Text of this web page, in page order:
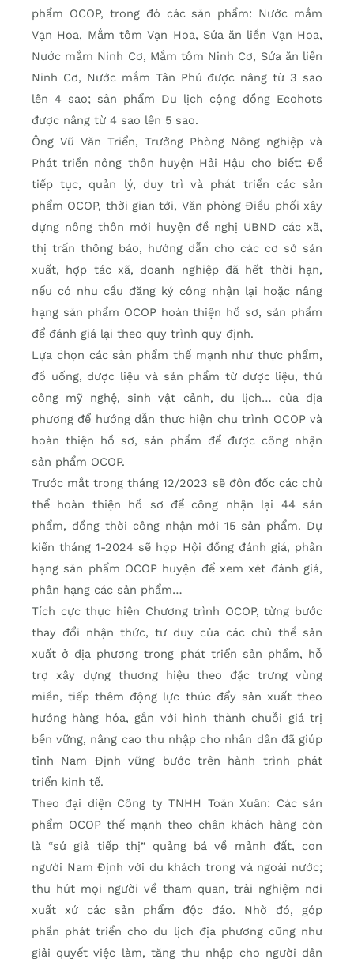
phẩm OCOP, trong đó các sản phẩm: Nước mắm
Vạn Hoa, Mắm tôm Vạn Hoa, Sứa ăn liền Vạn Hoa,
Nước mắm Ninh Cơ, Mắm tôm Ninh Cơ, Sứa ăn liền
Ninh Cơ, Nước mắm Tân Phú được nâng từ 3 sao
lên 4 sao; sản phẩm Du lịch cộng đồng Ecohots
được nâng từ 4 sao lên 5 sao.
Ông Vũ Văn Triển, Trưởng Phòng Nông nghiệp và
Phát triển nông thôn huyện Hải Hậu cho biết: Để
tiếp tục, quản lý, duy trì và phát triển các sản
phẩm OCOP, thời gian tới, Văn phòng Điều phối xây
dựng nông thôn mới huyện đề nghị UBND các xã,
thị trấn thông báo, hướng dẫn cho các cơ sở sản
xuất, hợp tác xã, doanh nghiệp đã hết thời hạn,
nếu có nhu cầu đăng ký công nhận lại hoặc nâng
hạng sản phẩm OCOP hoàn thiện hồ sơ, sản phẩm
để đánh giá lại theo quy trình quy định.
Lựa chọn các sản phẩm thế mạnh như thực phẩm,
đồ uống, dược liệu và sản phẩm từ dược liệu, thủ
công mỹ nghệ, sinh vật cảnh, du lịch… của địa
phương để hướng dẫn thực hiện chu trình OCOP và
hoàn thiện hồ sơ, sản phẩm để được công nhận
sản phẩm OCOP.
Trước mắt trong tháng 12/2023 sẽ đôn đốc các chủ
thể hoàn thiện hồ sơ để công nhận lại 44 sản
phẩm, đồng thời công nhận mới 15 sản phẩm. Dự
kiến tháng 1-2024 sẽ họp Hội đồng đánh giá, phân
hạng sản phẩm OCOP huyện để xem xét đánh giá,
phân hạng các sản phẩm…
Tích cực thực hiện Chương trình OCOP, từng bước
thay đổi nhận thức, tư duy của các chủ thể sản
xuất ở địa phương trong phát triển sản phẩm, hỗ
trợ xây dựng thương hiệu theo đặc trưng vùng
miền, tiếp thêm động lực thúc đẩy sản xuất theo
hướng hàng hóa, gắn với hình thành chuỗi giá trị
bền vững, nâng cao thu nhập cho nhân dân đã giúp
tỉnh Nam Định vững bước trên hành trình phát
triển kinh tế.
Theo đại diện Công ty TNHH Toản Xuân: Các sản
phẩm OCOP thế mạnh theo chân khách hàng còn
là “sứ giả tiếp thị” quảng bá về mảnh đất, con
người Nam Định với du khách trong và ngoài nước;
thu hút mọi người về tham quan, trải nghiệm nơi
xuất xứ các sản phẩm độc đáo. Nhờ đó, góp
phần phát triển cho du lịch địa phương cũng như
giải quyết việc làm, tăng thu nhập cho người dân